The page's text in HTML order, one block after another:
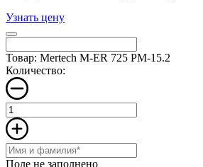
Узнать цену
Товар: Mertech M-ER 725 PM-15.2
Количество:
Поле не заполнено